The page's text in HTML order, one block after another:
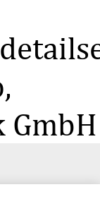
auf
100%
GmbH